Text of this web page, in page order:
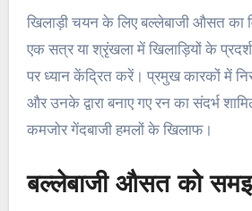
खिलाड़ी चयन के लिए बल्लेबाजी औसत का
एक सत्र या श्रृंखला में खिलाड़ियों के
पर ध्यान केंद्रित करें। प्रमुख कारकों में
और उनके द्वारा बनाए गए रन का संदर्भ
कमजोर गेंदबाजी हमलों के खिलाफ।
बल्लेबाजी औसत को